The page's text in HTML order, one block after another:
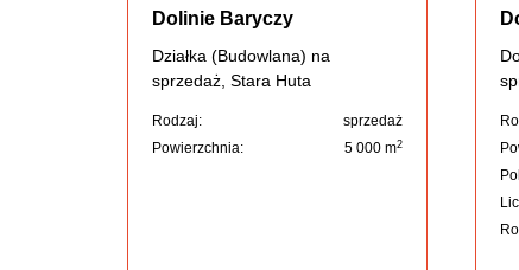
Dolinie Baryczy
Działka (Budowlana) na
sprzedaż, Stara Huta
Rodzaj:
sprzedaż
Powierzchnia:
5 000 m2